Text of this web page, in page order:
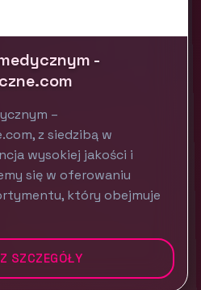
-
–
z siedzibą w
wysokiej jakości i
się w oferowaniu
który obejmuje
SZCZEGÓŁY